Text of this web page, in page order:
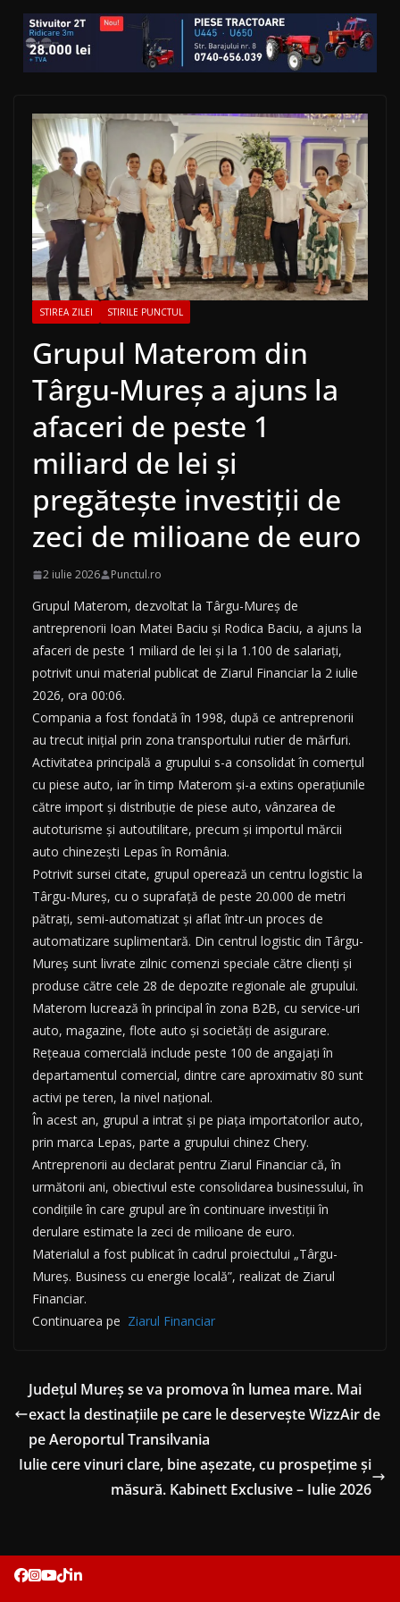
STIREA ZILEI STIRILE PUNCTUL
Grupul Materom din
Târgu-Mureș a ajuns la
afaceri de peste 1
miliard de lei și
pregătește investiții de
zeci de milioane de euro
2 iulie 2026 Punctul.ro
Grupul Materom, dezvoltat la Târgu-Mureș de
antreprenorii Ioan Matei Baciu și Rodica Baciu, a ajuns la
afaceri de peste 1 miliard de lei și la 1.100 de salariați,
potrivit unui material publicat de Ziarul Financiar la 2 iulie
2026, ora 00:06.
Compania a fost fondată în 1998, după ce antreprenorii
au trecut inițial prin zona transportului rutier de mărfuri.
Activitatea principală a grupului s-a consolidat în comerțul
cu piese auto, iar în timp Materom și-a extins operațiunile
către import și distribuție de piese auto, vânzarea de
autoturisme și autoutilitare, precum și importul mărcii
auto chinezești Lepas în România.
Potrivit sursei citate, grupul operează un centru logistic la
Târgu-Mureș, cu o suprafață de peste 20.000 de metri
pătrați, semi-automatizat și aflat într-un proces de
automatizare suplimentară. Din centrul logistic din Târgu-
Mureș sunt livrate zilnic comenzi speciale către clienți și
produse către cele 28 de depozite regionale ale grupului.
Materom lucrează în principal în zona B2B, cu service-uri
auto, magazine, flote auto și societăți de asigurare.
Rețeaua comercială include peste 100 de angajați în
departamentul comercial, dintre care aproximativ 80 sunt
activi pe teren, la nivel național.
În acest an, grupul a intrat și pe piața importatorilor auto,
prin marca Lepas, parte a grupului chinez Chery.
Antreprenorii au declarat pentru Ziarul Financiar că, în
următorii ani, obiectivul este consolidarea businessului, în
condițiile în care grupul are în continuare investiții în
derulare estimate la zeci de milioane de euro.
Materialul a fost publicat în cadrul proiectului „Târgu-
Mureș. Business cu energie locală”, realizat de Ziarul
Financiar.
Continuarea pe Ziarul Financiar
Județul Mureș se va promova în lumea mare. Mai
exact la destinațiile pe care le deservește WizzAir de
pe Aeroportul Transilvania
Iulie cere vinuri clare, bine așezate, cu prospețime și
măsură. Kabinett Exclusive – Iulie 2026